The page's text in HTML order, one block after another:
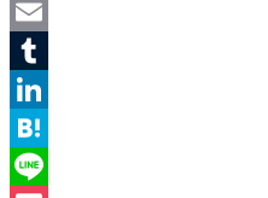
Twitter
Email
Tumblr
LinkedIn
Hatena